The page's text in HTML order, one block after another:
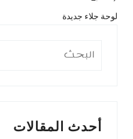
المقالات
المقال
لوحة جلاء جديدة
البحث
أحدث المقالات